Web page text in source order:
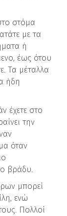
στόμα
με τα
ή
έως ότου
Τα μέταλλα
ήδη
έχετε στο
την
όταν
βράδυ.
μπορεί
ενώ
Πολλοί